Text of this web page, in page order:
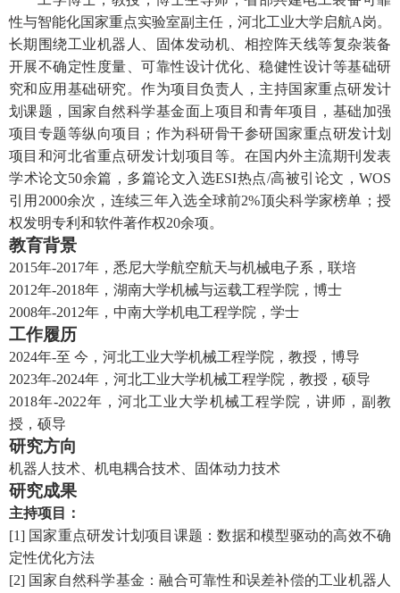
性与智能化国家重点实验室副主任 ， 河北工业大学 启航A岗。
长期 围绕工业机器人、固体发动机
相控阵天线等复杂装备
开展不确定性度量、可靠性设计优化、稳健性设计等基础研
究和应用基础研究 。作为项目负责人，主持国家重点研发计
划课题， 国家自然科学基金面上项目和青年项目 ， 基础加强
项目专题等纵向项目 ；作为科研骨干参研国家重点研发计划
项目 和河北省重点研发计划项目 等。 在国 内外主流期刊 发表
学术论文50余篇 ， 多篇论文入选ESI热点/高被引论文， WOS
引用 2000余次， 连续三年入选全球前2%顶尖科学家榜单 ； 授
权发明专利和软件著作权20余项。
教育背景
2015年-2017年， 悉尼大学航空航天与机械电子系 ， 联培
2012年-2018年， 湖南大学机械与运载工程学院 ，博士
2008年-2012年， 中南大学机电工程学院 ，学士
工作履历
2024年-至 今 ， 河北工业大学机械工程学院 ， 教授 ， 博导
2023年-2024年 ， 河北工业大学机械工程学院 ， 教授 ， 硕导
2018年-2022年 ，河北工业大学机械工程学院 ， 讲师 ， 副教
授 ， 硕导
研究方向
机器人技术、 机电耦合技术 固体动力技术
研究成果
主持项目：
[1] 国家重点研发计划项目课题 ：数据和模型驱动的高效不确
定性优化方法
[2] 国家自然科学基金：融合可靠性和误差补偿的工业机器人